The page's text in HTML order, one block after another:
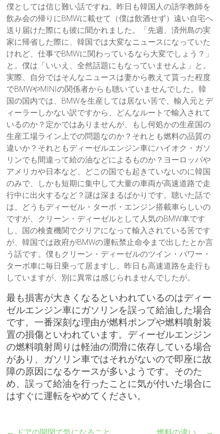
僕としては信じ難い話ですね。昨日も韓国人の語学教師を
飲み会の帰りにBMWに載せて（僕は飲酒せず）遠い自宅へ
送り届けた際にも彼に聞かれました。「先週、済州島の実
家に帰省した際に、韓国では大変なニュースになっていた
けれど、仕事でBMWに関わっているなら大変でしょう？」
と。僕は「いいえ、全然話題にもなっていませんよ」と。
実際、自分ではそんなニュースは妻から教えて貰った程度
でBMWやMINIの関係者からも聴いていませんでした。韓
国の国内では、BMWを生産しては居ない筈で、輸入元とデ
ィーラーしかない訳ですから、どんなルートで輸入されて
いるのか？定かではありませんが、もし何処かの生産国の
生産工場ライン上での問題なのか？それとも燃料の品質の
違いか？それともディーゼルエンジン車にハイオク・ガソ
リンでも間違って給の油などによるものか？ヨーロッパや
アメリカや日本など、どこの国でも起きていないのに韓国
のみで、しかも短期に集中して大量の車両が高速道路で走
行中に出火するなど？謎は深まるばかりです。聴いた話で
は、どうもディーゼル・ターボ・エンジン搭載車らしいの
ですが、クリーン・ディーゼルとして人気のBMW車です
し、国の検査機関でクリアになって輸入されている筈です
が、韓国では政府がBMWの運転禁止命令まで出したとか言
う話です。僕もクリーン・ディーゼルのツイン・パワー・
ターボ車に毎日乗って居ますし、昨日も高速道路を走行も
していますが、別に異常は感じられませんでしたが。
最も損害が大きくなるといわれているのはディー
ゼルエンジン車にガソリンを誤って給油した場合
です。一番深刻な理由が燃料ポンプや燃料噴射装
置の損傷といわれています。ディーゼルエンジン
の燃料噴射周りは軽油の潤滑に依存している場合
があり、ガソリン車ではそれがないので即座に故
障の原因になるケースが多いようです。そのた
め、誤って給油を行ったことに気が付いた場合に
はすぐに運転をやめてください。